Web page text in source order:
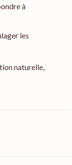
à
les
naturelle,